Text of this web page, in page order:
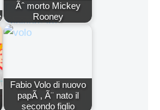
Ãˆ morto Mickey
Rooney
Fabio Volo di nuovo
papÃ , Ã¨ nato il
secondo figlio